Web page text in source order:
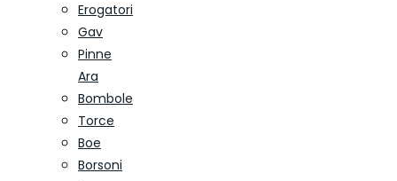
Erogatori
Gav
Pinne
Ara
Bombole
Torce
Boe
Borsoni